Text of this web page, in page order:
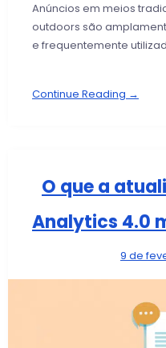
Anúncios em meios
outdoors são
e frequentemente
Continue Reading →
O que a
Analytics 4.0
9 de